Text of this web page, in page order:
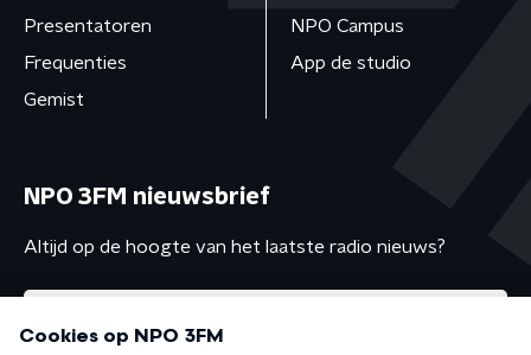
Presentatoren
Frequenties
Gemist
NPO Campus
App de studio
NPO 3FM nieuwsbrief
Altijd op de hoogte van het laatste radio nieuws?